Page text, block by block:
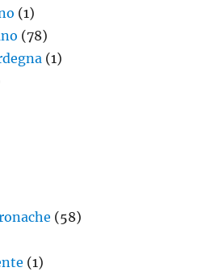
(1)
(78)
(1)
(58)
(1)